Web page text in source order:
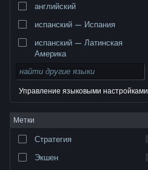
© Valve Corporation. Все права сохранены. Все
торговые марки являются собственностью
Правовая информация
Соглашение подписчика Steam
Файлы cookie
английский
испанский — Испания
испанский — Латинская
Америка
Управление языковыми настройками
Метки
Стратегия
Экшен